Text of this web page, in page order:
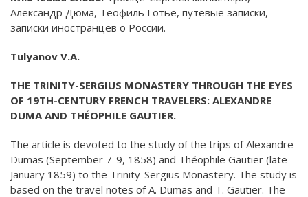
Александр Дюма, Теофиль Готье, путевые записки,
записки иностранцев о России.
Tulyanov V.A.
THE TRINITY-SERGIUS MONASTERY THROUGH THE EYES
OF 19TH-CENTURY FRENCH TRAVELERS: ALEXANDRE
DUMA AND THÉOPHILE GAUTIER.
The article is devoted to the study of the trips of Alexandre
Dumas (September 7-9, 1858) and Théophile Gautier (late
January 1859) to the Trinity-Sergius Monastery. The study is
based on the travel notes of A. Dumas and T. Gautier. The